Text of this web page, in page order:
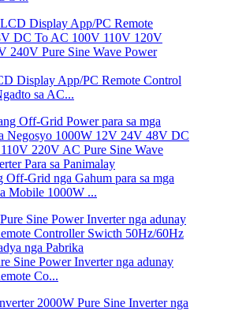
Display App/PC Remote Control
sa AC...
Off-Grid nga Gahum para sa mga
Mobile 1000W ...
Sine Power Inverter nga adunay
Co...